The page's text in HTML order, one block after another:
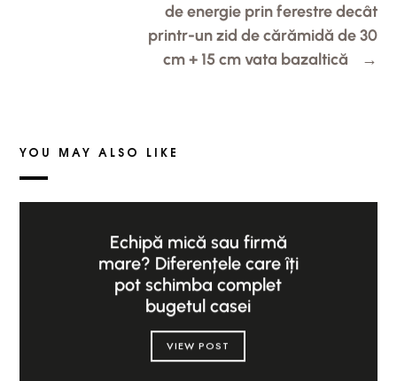
de energie prin ferestre decât
printr-un zid de cărămidă de 30
cm + 15 cm vata bazaltică
→
YOU MAY ALSO LIKE
Echipă mică sau firmă
mare? Diferențele care îți
pot schimba complet
bugetul casei
VIEW POST